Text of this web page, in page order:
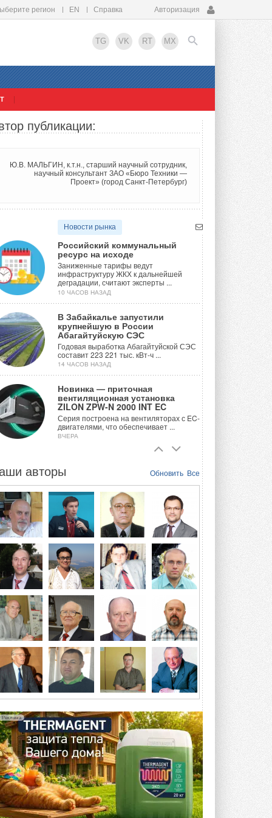
регион EN Справка Авторизация
TG VK RT MX
EN
публикации:
Ю.В. МАЛЬГИН, к.т.н., старший научный сотрудник,
научный консультант ЗАО «Бюро Техники —
Проект» (город Санкт-Петербург)
Новости рынка
Российский коммунальный
ресурс на исходе
Заниженные тарифы ведут
инфраструктуру ЖКХ к дальнейшей
деградации, считают эксперты ...
10 ЧАСОВ НАЗАД
В Забайкалье запустили
крупнейшую в России
Абагайтуйскую СЭС
Годовая выработка Абагайтуйской СЭС
составит 223 221 тыс. кВт-ч ...
14 ЧАСОВ НАЗАД
Новинка — приточная
вентиляционная установка
ZILON ZPW-N 2000 INT EC
Серия построена на вентиляторах с EC-
двигателями, что обеспечивает ...
ВЧЕРА
каскадную установку,
объединяющую солнечную и
геотермальную энергию
Природосберегающие технологии ...
ВЧЕРА
Для Арктики создали
технологию защиты
ветрогенераторов от аварий
Разработка учитывает влияние
мерзлоты, обледенения и снеговых ...
ВЧЕРА
Гибридный тепловой насос PV/T
с одним общим испарителем
Исследователи предложили
конструкцию двухисточникового ...
5 АВГУСТА 2026
21-й ежегодный форум
«ЦОД-2026»
Мероприятие пройдет 2-3 сентября в
посетит более двух тысяч участников ...
5 АВГУСТА 2026
Китайская Shenling представила
линейку тепловых насосов
«воздух-вода» на R290
Серия ThermaX R290 All-In-One
включает три модели ...
4 АВГУСТА 2026
Обновить Все
авторы
Реклама